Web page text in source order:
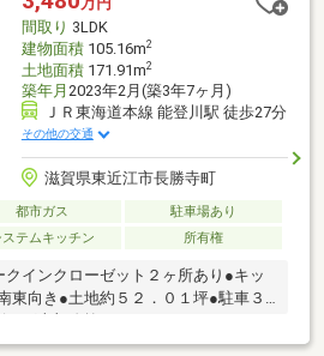
間取り 3LDK
建物面積105.16m2
土地面積171.91m2
築年月 2023年2月(築3年7ヶ月)
ＪＲ東海道本線 能登川駅 徒歩27分
その他の交通
滋賀県東近江市長勝寺町
都市ガス
駐車場あり
ステムキッチン 所有権
インクローゼット２ヶ所あり●キッ
東向き●土地約５２．０１坪●駐車３
コーナーあり●株式会社ＡＲＣＨ施工